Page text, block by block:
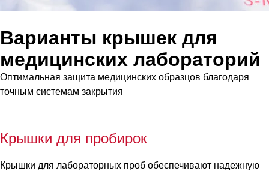
Варианты крышек для
медицинских лабораторий
Оптимальная защита медицинских образцов благодаря
точным системам закрытия
Крышки для пробирок
Крышки для лабораторных проб обеспечивают надежную